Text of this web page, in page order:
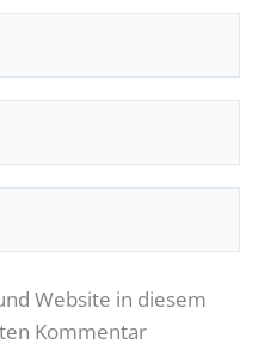
Website in diesem
Kommentar